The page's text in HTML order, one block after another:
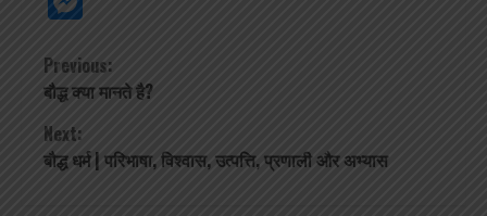
Continue
Reading
Previous:
बौद्ध क्या मानते है?
Next:
बौद्ध धर्म | परिभाषा, विश्वास, उत्पत्ति, प्रणाली और अभ्यास